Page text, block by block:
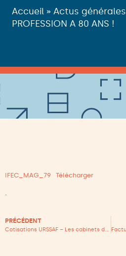
Accueil » Actus générales
PROFESSION A 80 ANS !
IFEC_MAG_79 Télécharger
.
PRÉCÉDENT